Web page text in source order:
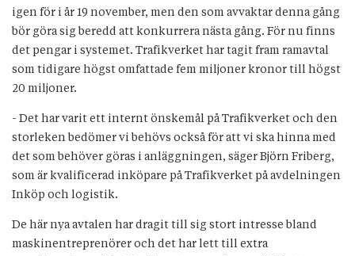
igen för i år 19 november, men den som avvaktar denna gång
bör göra sig beredd att konkurrera nästa gång. För nu finns
det pengar i systemet. Trafikverket har tagit fram ramavtal
som tidigare högst omfattade fem miljoner kronor till högst
20 miljoner.
- Det har varit ett internt önskemål på Trafikverket och den
storleken bedömer vi behövs också för att vi ska hinna med
det som behöver göras i anläggningen, säger Björn Friberg,
som är kvalificerad inköpare på Trafikverket på avdelningen
Inköp och logistik.
De här nya avtalen har dragit till sig stort intresse bland
maskinentreprenörer och det har lett till extra